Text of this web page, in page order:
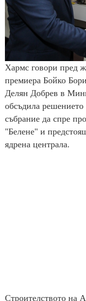
Хармс говори пред
премиера Бойко
Делян Добрев в
обсъдила
събрание да спре
"Белене" и
ядрена централа.
Строителството на